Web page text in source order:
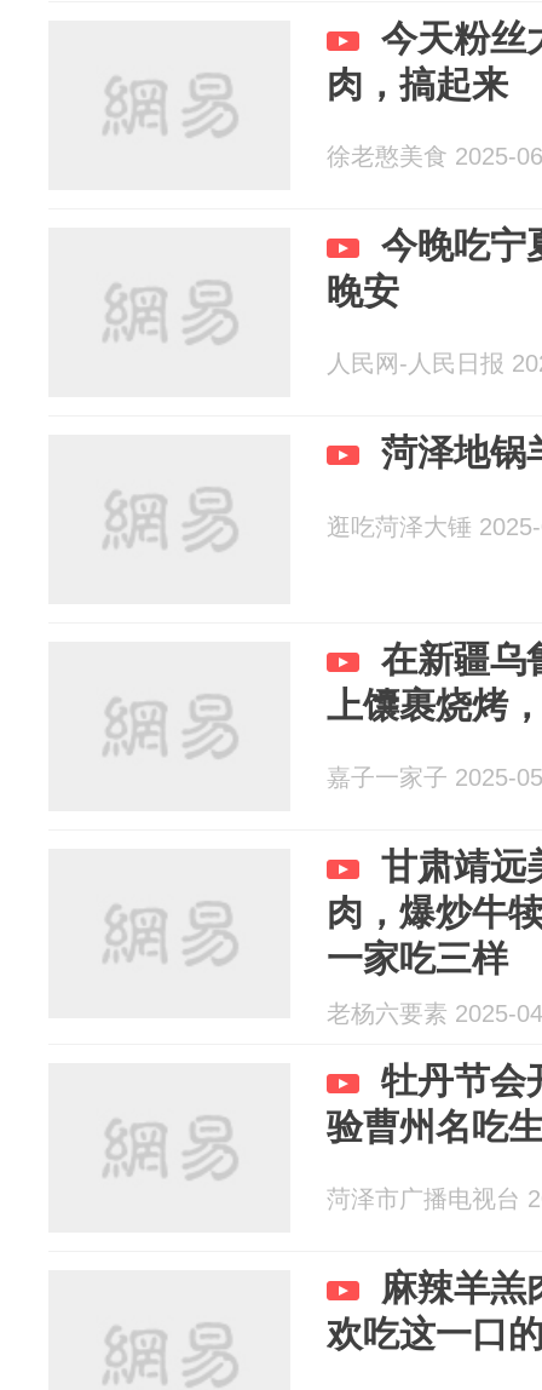
今天粉丝
肉，搞起来
徐老憨美食 2025-
今晚吃宁
晚安
人民网-人民日报
菏泽地锅
逛吃菏泽大锤
在新疆乌
上馕裹烧烤
嘉子一家子 2025-
甘肃靖远
肉，爆炒牛
一家吃三样
老杨六要素 2025-
牡丹节
验曹州名吃
菏泽市广播电视台
麻辣羊羔
欢吃这一口